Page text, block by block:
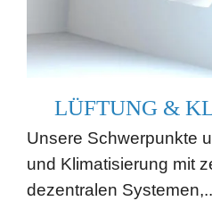
LÜFTUNG &
Unsere Schwerpunkte
und Klimatisierung mit
dezentralen